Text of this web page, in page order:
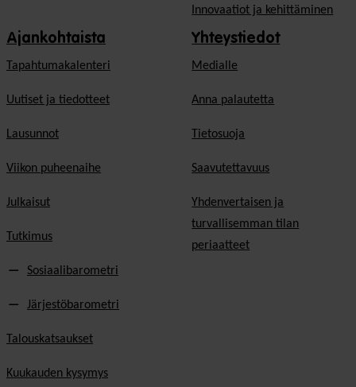
Innovaatiot ja kehittäminen
Ajankohtaista
Tapahtumakalenteri
Uutiset ja tiedotteet
Lausunnot
Viikon puheenaihe
Julkaisut
Tutkimus
Sosiaalibarometri
Järjestöbarometri
Talouskatsaukset
Kuukauden kysymys
Yhteystiedot
Medialle
Anna palautetta
Tietosuoja
Saavutettavuus
Yhdenvertaisen ja
turvallisemman tilan
periaatteet